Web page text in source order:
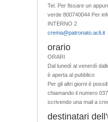
Tel. Per fissare un
verde 800740044 Per
INTERNO 2
crema@patronato.acli.it
orario
ORARI
Dal lunedì al venerdì
è aperta al pubblico
Per gli altri giorni è
chiamando il numero
scrivendo una mail a
destinatari